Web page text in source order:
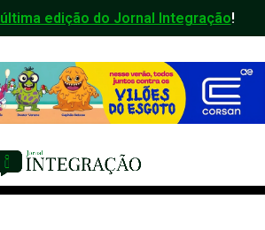
última edição do Jornal Integração!